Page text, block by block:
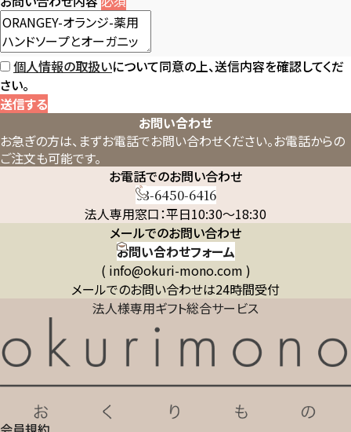
個人情報の取扱いについて同意の上、送信内容を確認してくだ
さい。
送信する
お問い合わせ
お急ぎの方は、まずお電話でお問い合わせください。お電話からの
ご注文も可能です。
お電話でのお問い合わせ
03-6450-6416
法人専用窓口：平日10:30～18:30
メールでのお問い合わせ
お問い合わせフォーム
( info@okuri-mono.com )
メールでのお問い合わせは24時間受付
法人様専用ギフト総合サービス